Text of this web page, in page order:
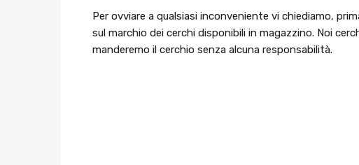
Per ovviare a qualsiasi inconveniente vi chiediamo,
sul marchio dei cerchi disponibili in magazzino. Noi
manderemo il cerchio senza alcuna responsabilità.